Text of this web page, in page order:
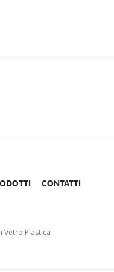
CONTATTI
Vetro Plastica